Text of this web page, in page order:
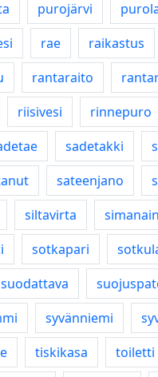
purojärvi
rae raikastus
rantaraito
riisivesi rinnepuro
sadetakki
sateenjano
siltavirta
sotkapari
suodattava
syvänniemi
tiskikasa toiletti